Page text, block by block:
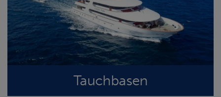
Tauchbasen